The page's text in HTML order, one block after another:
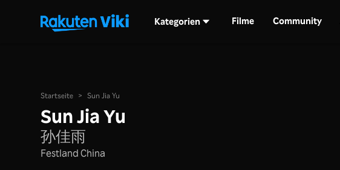
Kategorien Filme Community
Startseite > Sun Jia Yu
Sun Jia Yu
孙佳雨
Festland China